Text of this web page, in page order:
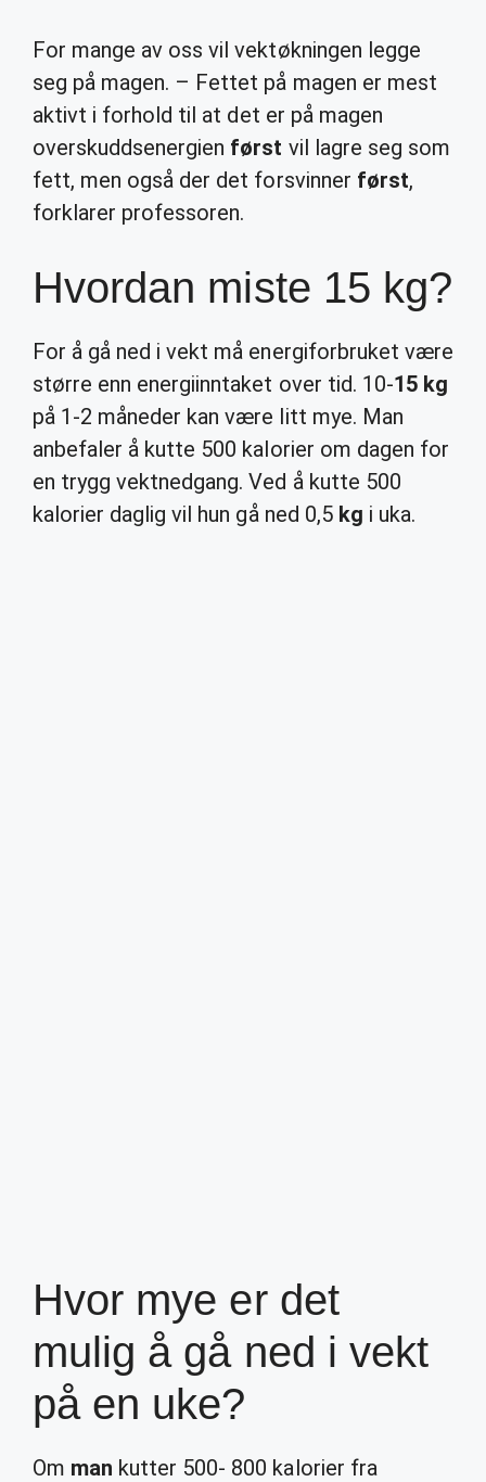
For mange av oss vil vektøkningen legge
seg på magen. – Fettet på magen er mest
aktivt i forhold til at det er på magen
overskuddsenergien først vil lagre seg som
fett, men også der det forsvinner først,
forklarer professoren.
Hvordan miste 15 kg?
For å gå ned i vekt må energiforbruket være
større enn energiinntaket over tid. 10-15 kg
på 1-2 måneder kan være litt mye. Man
anbefaler å kutte 500 kalorier om dagen for
en trygg vektnedgang. Ved å kutte 500
kalorier daglig vil hun gå ned 0,5 kg i uka.
Hvor mye er det
mulig å gå ned i vekt
på en uke?
Om man kutter 500- 800 kalorier fra